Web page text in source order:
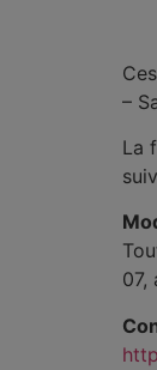
–
La
07,